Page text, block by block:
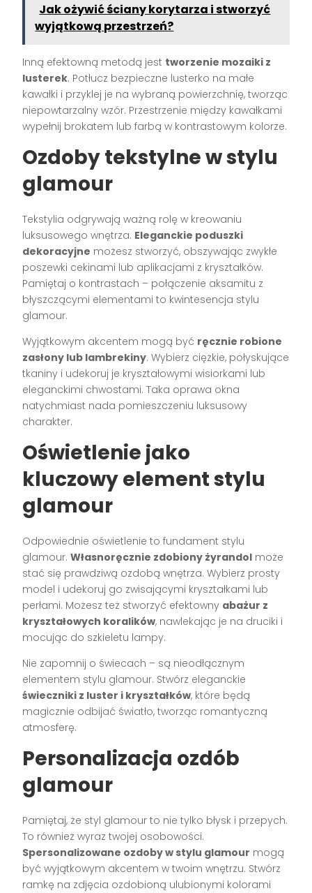
Jak ożywić ściany korytarza i stworzyć
wyjątkową przestrzeń?
Inną efektowną metodą jest tworzenie mozaiki z
lusterek. Potłucz bezpieczne lusterko na małe
kawałki i przyklej je na wybraną powierzchnię, tworząc
niepowtarzalny wzór. Przestrzenie między kawałkami
wypełnij brokatem lub farbą w kontrastowym kolorze.
Ozdoby tekstylne w stylu
glamour
Tekstylia odgrywają ważną rolę w kreowaniu
luksusowego wnętrza. Eleganckie poduszki
dekoracyjne możesz stworzyć, obszywając zwykłe
poszewki cekinami lub aplikacjami z kryształków.
Pamiętaj o kontrastach – połączenie aksamitu z
błyszczącymi elementami to kwintesencja stylu
glamour.
Wyjątkowym akcentem mogą być ręcznie robione
zasłony lub lambrekiny. Wybierz ciężkie, połyskujące
tkaniny i udekoruj je kryształowymi wisiorkami lub
eleganckimi chwostami. Taka oprawa okna
natychmiast nada pomieszczeniu luksusowy
charakter.
Oświetlenie jako
kluczowy element stylu
glamour
Odpowiednie oświetlenie to fundament stylu
glamour.Własnoręcznie zdobiony żyrandol może
stać się prawdziwą ozdobą wnętrza. Wybierz prosty
model i udekoruj go zwisającymi kryształkami lub
perłami. Możesz też stworzyć efektowny abażur z
kryształowych koralików, nawlekając je na druciki i
mocując do szkieletu lampy.
Nie zapomnij o świecach – są nieodłącznym
elementem stylu glamour. Stwórz eleganckie
świeczniki z luster i kryształków, które będą
magicznie odbijać światło, tworząc romantyczną
atmosferę.
Personalizacja ozdób
glamour
Pamiętaj, że styl glamour to nie tylko błysk i przepych.
To również wyraz twojej osobowości.
Spersonalizowane ozdoby w stylu glamour mogą
być wyjątkowym akcentem w twoim wnętrzu. Stwórz
ramkę na zdjęcia ozdobioną ulubionymi kolorami